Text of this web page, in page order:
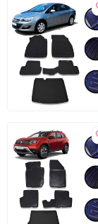
- Şeklini kaybetmez.
- Kaymaz yüzeye
- Sabitleme
- Aracınıza birebir
- 2~4 cm
- Aracınızın
- Su ile kolayca
- Araca göre Özel
girenşekliyle;
- Ön / arka / Bagaj